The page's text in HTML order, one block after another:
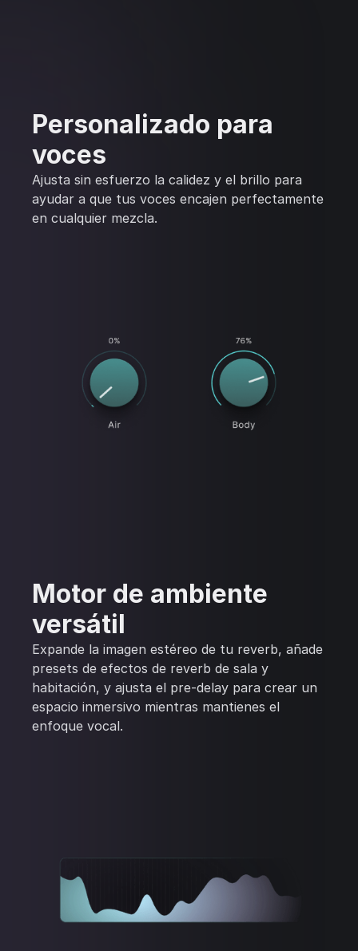
Personalizado para
voces
Ajusta sin esfuerzo la calidez y el brillo para
ayudar a que tus voces encajen perfectamente
en cualquier mezcla.
Motor de ambiente
versátil
Expande la imagen estéreo de tu reverb, añade
presets de efectos de reverb de sala y
habitación, y ajusta el pre-delay para crear un
espacio inmersivo mientras mantienes el
enfoque vocal.